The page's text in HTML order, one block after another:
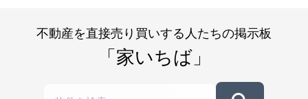
不動産を直接売り買いする人たちの掲示板
「家いちば」